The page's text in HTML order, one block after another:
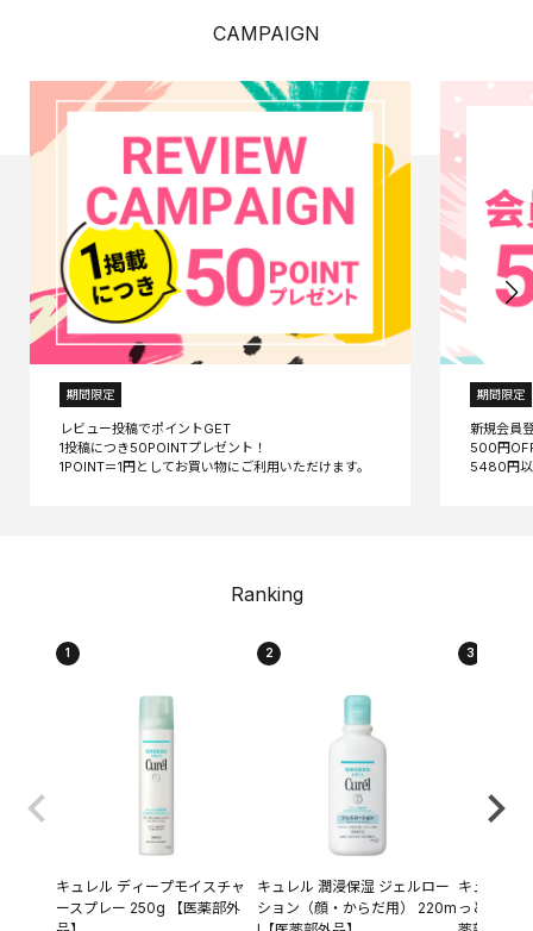
CAMPAIGN
期間限定
レビュー投稿でポイントGET
1投稿につき50POINTプレゼント！
期間限定
新規会員
500円
Ranking
1
キュレル ディープモイスチャ
ースプレー 250g 【医薬部外
2
キュレル 潤浸保湿 ジェルロー
ション（顔・からだ用） 220m
3
キュレル
っとり つ